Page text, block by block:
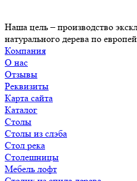
Наша цель – производство
натурального дерева по
Компания
О нас
Отзывы
Реквизиты
Карта сайта
Каталог
Столы
Столы из слэба
Стол река
Столешницы
Мебель лофт